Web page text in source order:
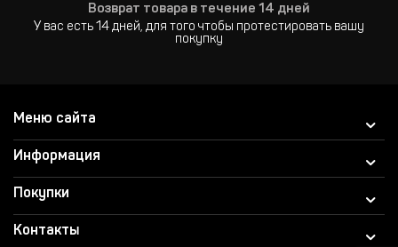
Возврат товара в течение 14 дней
У вас есть 14 дней, для того чтобы протестировать вашу
покупку
Меню сайта
Информация
Покупки
Контакты